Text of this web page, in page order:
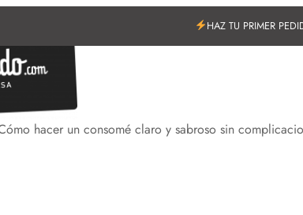
HAZ TU PRIMER
hacer un consomé claro y sabroso sin